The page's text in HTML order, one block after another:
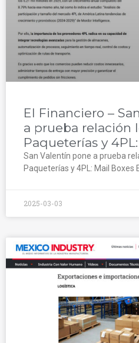
El Financiero –
a prueba relación
Paqueterías y
San Valentín pone a prueba
Paqueterías y 4PL: Mail Boxes
2025-03-03